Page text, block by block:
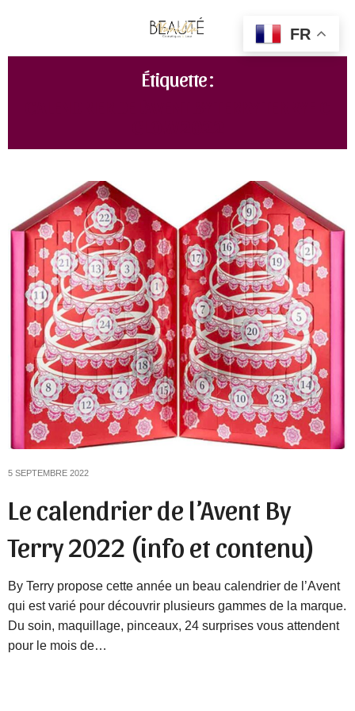
Étiquette :
5 SEPTEMBRE 2022
Le calendrier de l’Avent By
Terry 2022 (info et contenu)
By Terry propose cette année un beau calendrier de l’Avent
qui est varié pour découvrir plusieurs gammes de la marque.
Du soin, maquillage, pinceaux, 24 surprises vous attendent
pour le mois de…
FR